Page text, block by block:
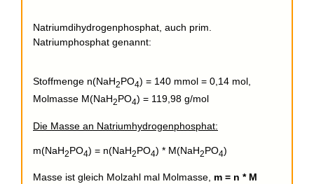
Natriumdihydrogenphosphat, auch prim.
Natriumphosphat genannt:
Stoffmenge n(NaH2PO4) = 140 mmol = 0,14 mol,
Molmasse M(NaH2PO4) = 119,98 g/mol
Die Masse an Natriumhydrogenphosphat:
m(NaH2PO4) = n(NaH2PO4) * M(NaH2PO4)
Masse ist gleich Molzahl mal Molmasse, m = n * M